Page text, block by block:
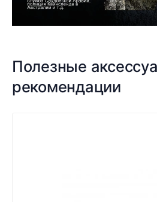
Полезные
рекомендации